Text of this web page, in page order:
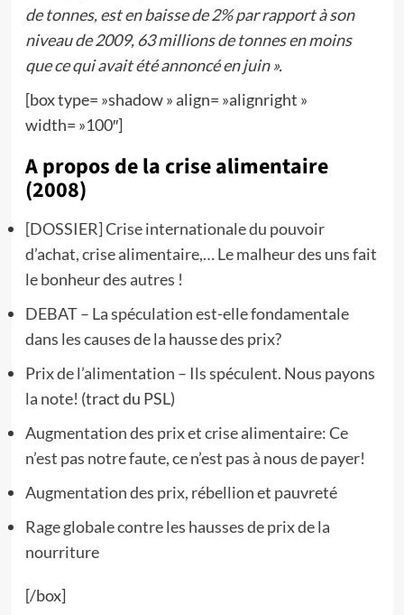
de tonnes, est en baisse de 2% par rapport à son
niveau de 2009, 63 millions de tonnes en moins
que ce qui avait été annoncé en juin ».
[box type= »shadow » align= »alignright »
width= »100″]
A propos de la crise alimentaire
(2008)
[DOSSIER] Crise internationale du pouvoir
d’achat, crise alimentaire,… Le malheur des uns fait
le bonheur des autres !
DEBAT – La spéculation est-elle fondamentale
dans les causes de la hausse des prix?
Prix de l’alimentation – Ils spéculent. Nous payons
la note! (tract du PSL)
Augmentation des prix et crise alimentaire: Ce
n’est pas notre faute, ce n’est pas à nous de payer!
Augmentation des prix, rébellion et pauvreté
Rage globale contre les hausses de prix de la
nourriture
[/box]